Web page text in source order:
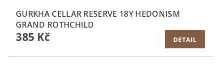
GURKHA CELLAR RESERVE 18Y HEDONISM
GRAND ROTHCHILD
385 Kč DETAIL